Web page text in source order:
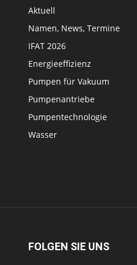
Aktuell
Namen, News, Termine
IFAT 2026
Energieeffizienz
Pumpen für Vakuum
Pumpenantriebe
Pumpentechnologie
Wasser
FOLGEN SIE UNS